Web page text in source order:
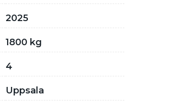
2025
1800 kg
4
Uppsala